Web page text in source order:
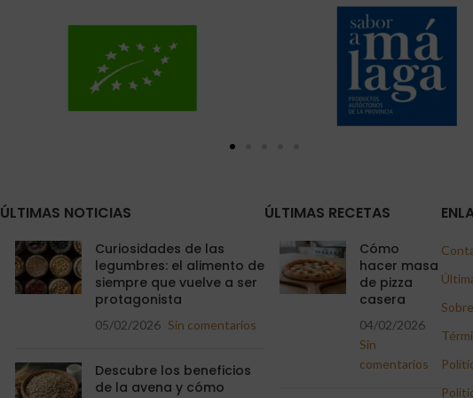
ÚLTIMAS NOTICIAS
Curiosidades de las
legumbres: el alimento de
siempre que vuelve a ser
protagonista
05/02/2026 Sin comentarios
Descubre los beneficios
de la avena y cómo
ÚLTIMAS RECETAS
Cómo
hacer masa
de pizza
casera
04/02/2026
Sin
comentarios